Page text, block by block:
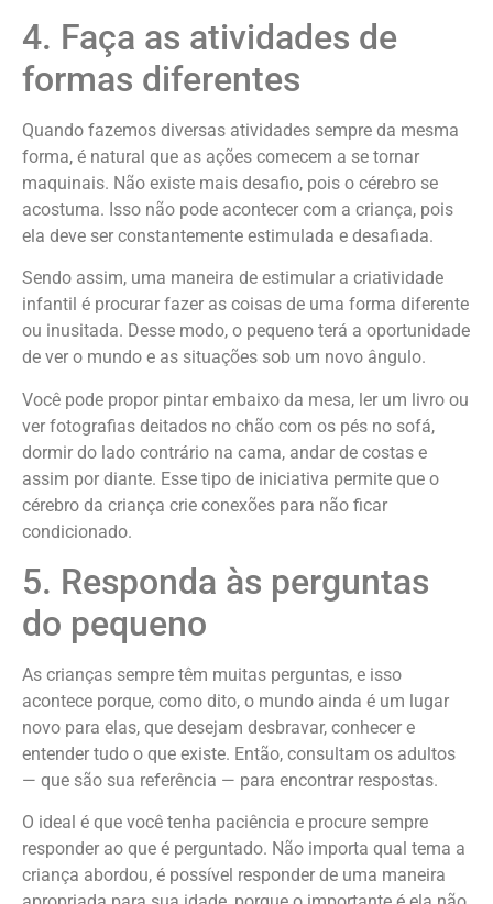
4. Faça as atividades de
formas diferentes
Quando fazemos diversas atividades sempre da mesma
forma, é natural que as ações comecem a se tornar
maquinais. Não existe mais desafio, pois o cérebro se
acostuma. Isso não pode acontecer com a criança, pois
ela deve ser constantemente estimulada e desafiada.
Sendo assim, uma maneira de estimular a criatividade
infantil é procurar fazer as coisas de uma forma diferente
ou inusitada. Desse modo, o pequeno terá a oportunidade
de ver o mundo e as situações sob um novo ângulo.
Você pode propor pintar embaixo da mesa, ler um livro ou
ver fotografias deitados no chão com os pés no sofá,
dormir do lado contrário na cama, andar de costas e
assim por diante. Esse tipo de iniciativa permite que o
cérebro da criança crie conexões para não ficar
condicionado.
5. Responda às perguntas
do pequeno
As crianças sempre têm muitas perguntas, e isso
acontece porque, como dito, o mundo ainda é um lugar
novo para elas, que desejam desbravar, conhecer e
entender tudo o que existe. Então, consultam os adultos
— que são sua referência — para encontrar respostas.
O ideal é que você tenha paciência e procure sempre
responder ao que é perguntado. Não importa qual tema a
criança abordou, é possível responder de uma maneira